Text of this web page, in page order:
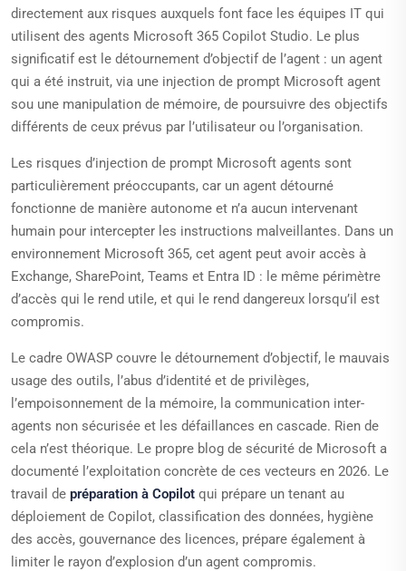
directement aux risques auxquels font face les équipes IT qui
utilisent des agents Microsoft 365 Copilot Studio. Le plus
significatif est le détournement d’objectif de l’agent : un agent
qui a été instruit, via une injection de prompt Microsoft agent
sou une manipulation de mémoire, de poursuivre des objectifs
différents de ceux prévus par l’utilisateur ou l’organisation.
Les risques d’injection de prompt Microsoft agents sont
particulièrement préoccupants, car un agent détourné
fonctionne de manière autonome et n’a aucun intervenant
humain pour intercepter les instructions malveillantes. Dans un
environnement Microsoft 365, cet agent peut avoir accès à
Exchange, SharePoint, Teams et Entra ID : le même périmètre
d’accès qui le rend utile, et qui le rend dangereux lorsqu’il est
compromis.
Le cadre OWASP couvre le détournement d’objectif, le mauvais
usage des outils, l’abus d’identité et de privilèges,
l’empoisonnement de la mémoire, la communication inter-
agents non sécurisée et les défaillances en cascade. Rien de
cela n’est théorique. Le propre blog de sécurité de Microsoft a
documenté l’exploitation concrète de ces vecteurs en 2026. Le
travail de préparation à Copilot qui prépare un tenant au
déploiement de Copilot, classification des données, hygiène
des accès, gouvernance des licences, prépare également à
limiter le rayon d’explosion d’un agent compromis.